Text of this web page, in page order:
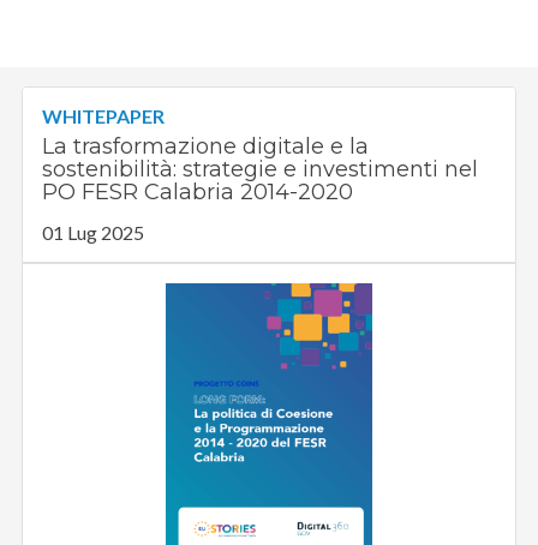
WHITEPAPER
La trasformazione digitale e la
sostenibilità: strategie e investimenti nel
PO FESR Calabria 2014-2020
01 Lug 2025